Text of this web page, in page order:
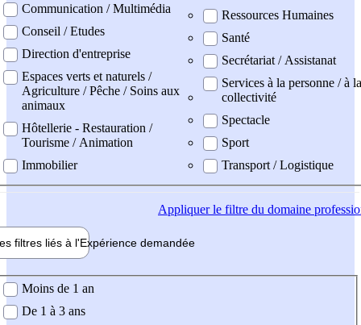
Communication / Multimédia
Conseil / Etudes
Direction d'entreprise
Espaces verts et naturels /
Agriculture / Pêche / Soins aux
animaux
Hôtellerie - Restauration /
Tourisme / Animation
Immobilier
Ressources Humaines
Santé
Secrétariat / Assistanat
Services à la personne / à la
collectivité
Spectacle
Sport
Transport / Logistique
Appliquerle filtre du domaine
filtres liés à l'Expérience demandée
demandée
Moins de 1 an
De 1 à 3 ans